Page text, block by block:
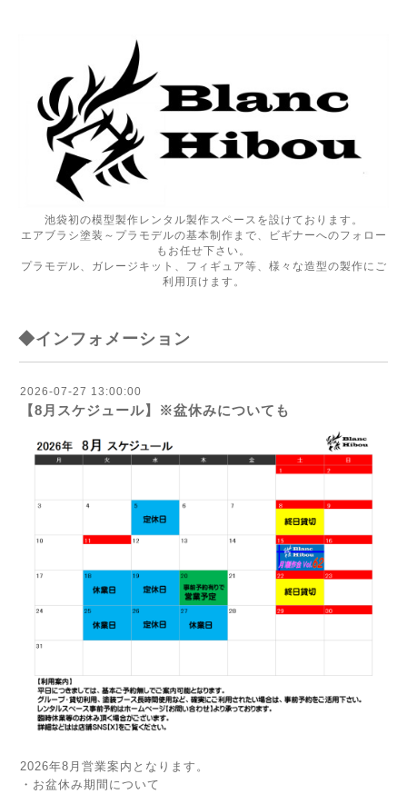
池袋初の模型製作レンタル製作スペースを設けております。
エアブラシ塗装～プラモデルの基本制作まで、ビギナーへのフォロー
もお任せ下さい。
プラモデル、ガレージキット、フィギュア等、様々な造型の製作にご
利用頂けます。
◆インフォメーション
2026-07-27 13:00:00
【8月スケジュール】※盆休みについても
2026年8月営業案内となります。
・お盆休み期間について